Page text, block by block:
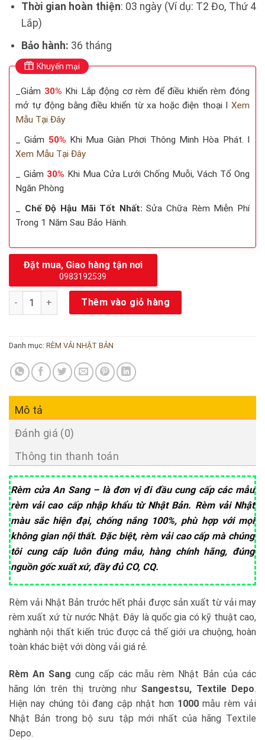
Thời gian hoàn thiện: 03 ngày (Ví dụ: T2 Đo, Thứ 4
Lắp)
Bảo hành: 36 tháng
Khuyến mại
_Giảm 30% Khi Lắp động cơ rèm để điều khiển rèm đóng
mở tự động bằng điều khiển từ xa hoặc điện thoại I Xem
Mẫu Tại Đây
_ Giảm 50% Khi Mua Giàn Phơi Thông Minh Hòa Phát. I
Xem Mẫu Tại Đây
_ Giảm 30% Khi Mua Cửa Lưới Chống Muỗi, Vách Tổ Ong
Ngăn Phòng
Chế Độ Hậu Mãi Tốt Nhất: Sửa Chữa Rèm Miễn Phí
Trong 1 Năm Sau Bảo Hành.
Đặt mua, Giao hàng tận nơi
0983192539
Rèm vải Nhật Bản Mã T709-05 số lượng
Thêm vào giỏ hàng
Danh mục: RÈM VẢI NHẬT BẢN
Mô tả
Đánh giá (0)
Thông tin thanh toán
Rèm cửa An Sang – là đơn vị đi đầu cung cấp các mẫu
rèm vải cao cấp nhập khẩu từ Nhật Bản. Rèm vải Nhật
màu sắc hiện đại, chống nắng 100%, phù hợp với mọi
không gian nội thất. Đặc biệt, rèm vải cao cấp mà chúng
tôi cung cấp luôn đúng mẫu, hàng chính hãng, đúng
nguồn gốc xuất xứ, đầy đủ CO, CQ.
Rèm vải Nhật Bản trước hết phải được sản xuất từ vải may
rèm xuất xứ từ nước Nhật. Đây là quốc gia có kỹ thuật cao,
nghành nội thất kiến trúc được cả thế giới ưa chuộng, hoàn
toàn khác biệt với dòng vải giá rẻ.
Rèm An Sang cung cấp các mẫu rèm Nhật Bản của các
hãng lớn trên thị trường như Sangestsu, Textile Depo.
Hiện nay chúng tôi đang cập nhật hơn 1000mẫu rèm vải
Nhật Bản trong bộ sưu tập mới nhất của hãng Textile
Depo.